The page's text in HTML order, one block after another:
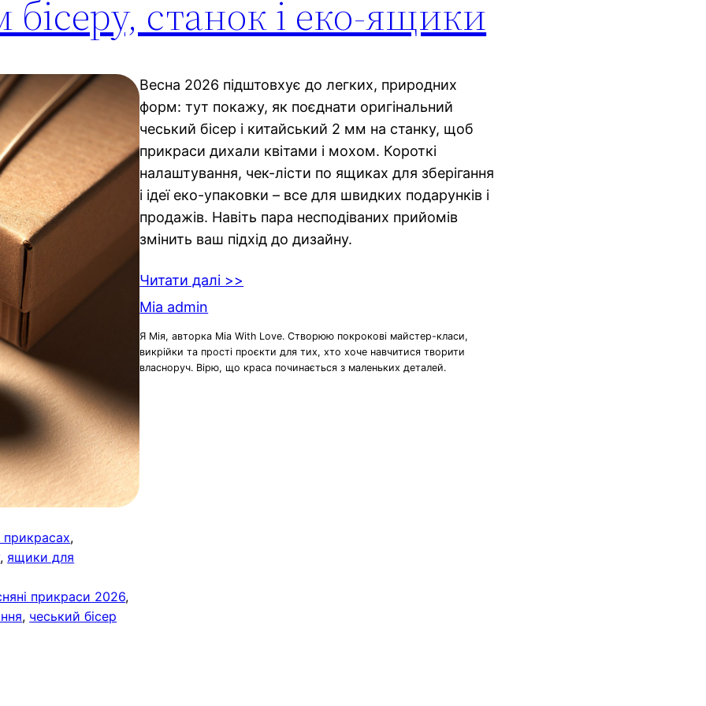
станок і еко-ящики
, ящики для
прикраси 2026
, чеський бісер
Весна 2026 підштовхує до легких, природних
форм: тут покажу, як поєднати оригінальний
чеський бісер і китайський 2 мм на станку, щоб
прикраси дихали квітами і мохом. Короткі
налаштування, чек-лісти по ящиках для зберігання
і ідеї еко-упаковки – все для швидких подарунків і
продажів. Навіть пара несподіваних прийомів
змінить ваш підхід до дизайну.
Читати далі >>
Mia admin
Я Мія, авторка Mia With Love. Створюю покрокові майстер-класи,
викрійки та прості проєкти для тих, хто хоче навчитися творити
власноруч. Вірю, що краса починається з маленьких деталей.